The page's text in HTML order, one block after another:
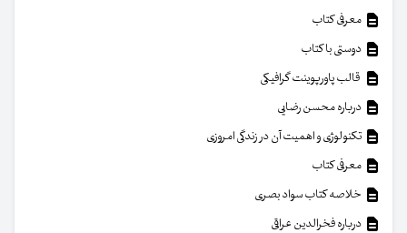
معرفی کتاب
دوستی با کتاب
قالب پاورپوینت گرافیکی
درباره محسن رضایی
تکنولوژی و اهمیت آن در زندگی امروزی
معرفی کتاب
خلاصه کتاب سواد بصری
درباره فخرالدین عراقی